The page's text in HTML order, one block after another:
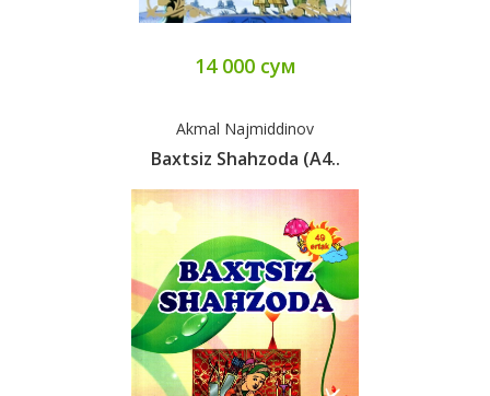
14 000 сум
Akmal Najmiddinov
Baxtsiz Shahzoda (А4..